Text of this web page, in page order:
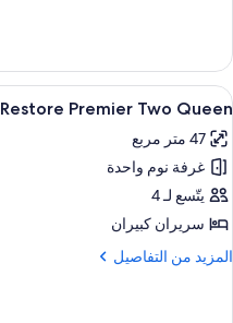
Strip
View
Spa
Queen
استعراض
جميع
صور
Restore
Premier
Two
Queen
4
Restore Premier Two Queen
47 متر مربع
غرفة نوم واحدة
يتّسع لـ 4
سريران كبيران
المزيد من التفاصيل
المزيد